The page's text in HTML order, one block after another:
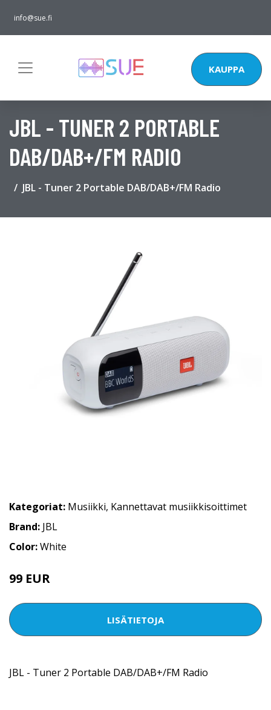
info@sue.fi
KAUPPA
JBL - TUNER 2 PORTABLE
DAB/DAB+/FM RADIO
JBL - Tuner 2 Portable DAB/DAB+/FM Radio
Kategoriat: Musiikki, Kannettavat musiikkisoittimet
Brand: JBL
Color:White
99 EUR
LISÄTIETOJA
JBL - Tuner 2 Portable DAB/DAB+/FM Radio